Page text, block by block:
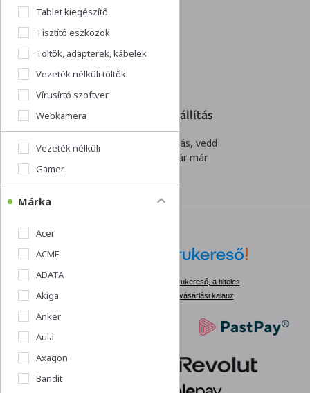
Tablet kiegészítő
Tisztító eszközök
Töltők, adapterek, kábelek
Vezeték nélküli töltők
Vírusírtó szoftver
Webkamera
Vezeték nélküli
Gamer
Márka
Acer
ACME
ADATA
Akiga
Anker
Aula
Axagon
Bandit
Akár 1 napos szállítás
Villámgyors kiszállítás, vedd
át rendelésed akár már
Árukereső, a hiteles
vásárlási kalauz